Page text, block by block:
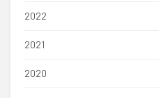
2022
2021
2020